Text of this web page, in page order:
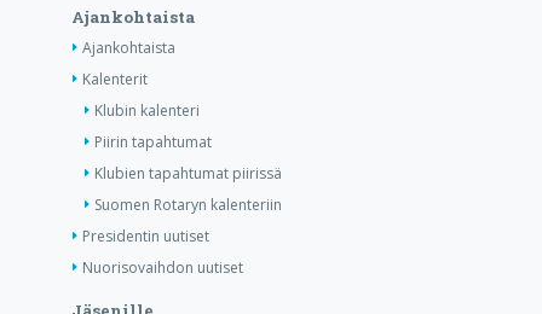
Ajankohtaista
Ajankohtaista
Kalenterit
Klubin kalenteri
Piirin tapahtumat
Klubien tapahtumat piirissä
Suomen Rotaryn kalenteriin
Presidentin uutiset
Nuorisovaihdon uutiset